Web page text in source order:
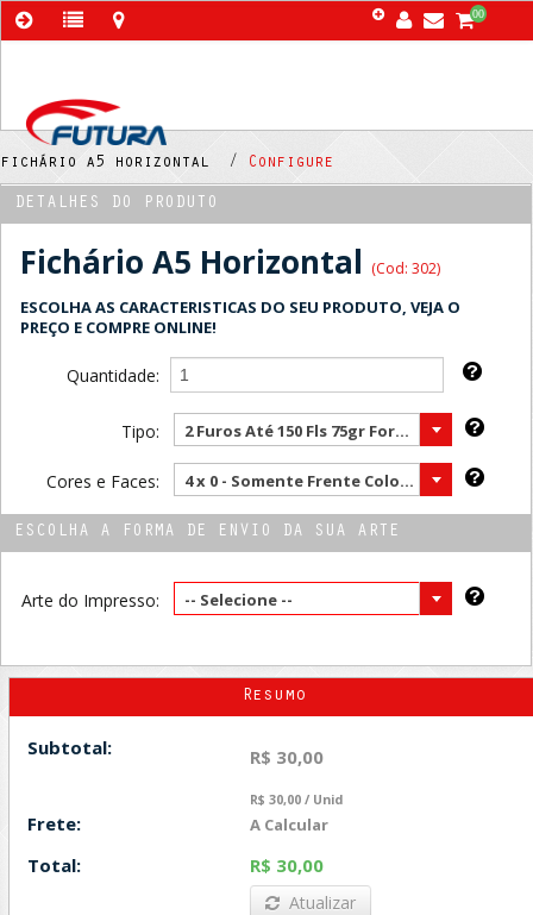
00
fichário a5 horizontal / Configure
DETALHES DO PRODUTO
Fichário A5 Horizontal (Cod: 302)
ESCOLHA AS CARACTERISTICAS DO SEU PRODUTO, VEJA O
PREÇO E COMPRE ONLINE!
Quantidade:
Tipo: 2 Furos Até 150 Fls 75gr Formato A5 ( Mais vendido )
Cores e Faces: 4 x 0 - Somente Frente Color ( Mais vendido )
ESCOLHA A FORMA DE ENVIO DA SUA ARTE
Arte do Impresso: -- Selecione --
Resumo
Subtotal: R$ 30,00
R$ 30,00 / Unid
Frete: A Calcular
Total: R$ 30,00
Atualizar